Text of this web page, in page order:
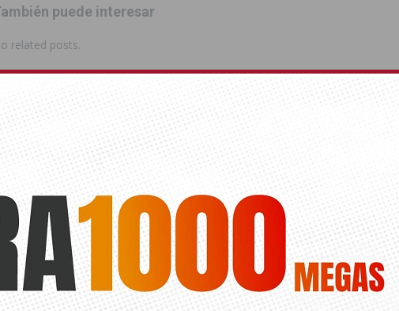
puede interesar
related posts.
EDUARDO GIL REBOLLO
PREMIOS DE LA PRENSA ANTONIO GARCÍA
ANTERIOR
Festividades desvela el cartel
anunciador de la XV edición del
Mercado Medieval que se celebra
la próxima semana
El PP de Dolores acusa al
de «despilfarrar» 25.000